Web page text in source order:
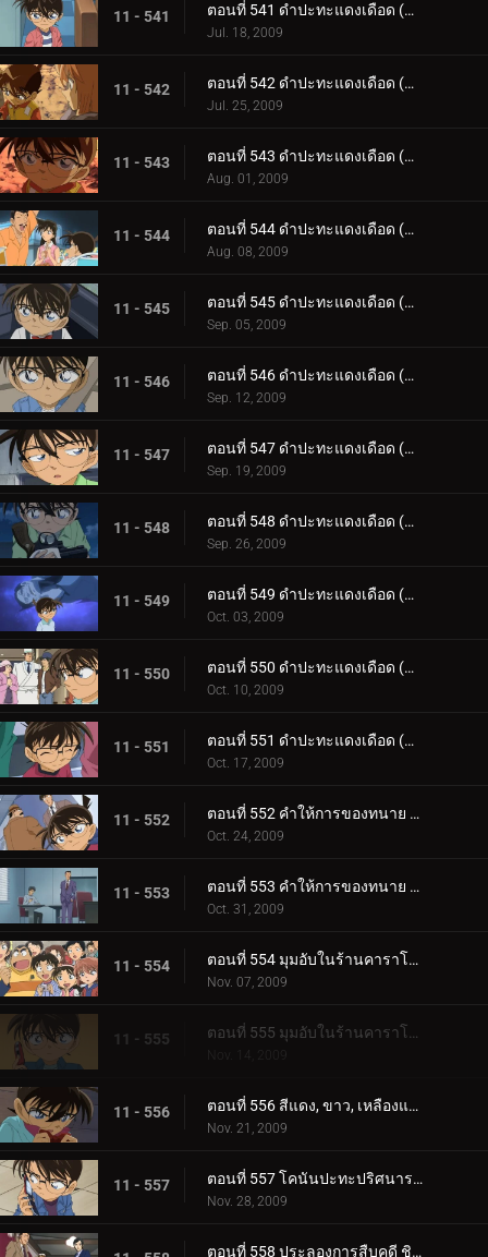
11 - 541 ตอนที่ 541 ดำปะทะแดงเดือด (ตอน 4)
Jul. 18, 2009
11 - 542 ตอนที่ 542 ดำปะทะแดงเดือด (ตอน 5)
Jul. 25, 2009
11 - 543 ตอนที่ 543 ดำปะทะแดงเดือด (ตอน 6)
Aug. 01, 2009
11 - 544 ตอนที่ 544 ดำปะทะแดงเดือด (ตอน 7)
Aug. 08, 2009
11 - 545 ตอนที่ 545 ดำปะทะแดงเดือด (ตอน 8)
Sep. 05, 2009
11 - 546 ตอนที่ 546 ดำปะทะแดงเดือด (ตอน 9)
Sep. 12, 2009
11 - 547 ตอนที่ 547 ดำปะทะแดงเดือด (ตอน 10)
Sep. 19, 2009
11 - 548 ตอนที่ 548 ดำปะทะแดงเดือด (ตอน 11)
Sep. 26, 2009
11 - 549 ตอนที่ 549 ดำปะทะแดงเดือด (ตอน 12)
Oct. 03, 2009
11 - 550 ตอนที่ 550 ดำปะทะแดงเดือด (ตอน 13)
Oct. 10, 2009
11 - 551 ตอนที่ 551 ดำปะทะแดงเดือด (ตอน 14)
Oct. 17, 2009
11 - 552 ตอนที่ 552 คำให้การของทนาย คิซากิ เอริ (ตอน 1)
Oct. 24, 2009
11 - 553 ตอนที่ 553 คำให้การของทนาย คิซากิ เอริ (ตอน 2)
Oct. 31, 2009
11 - 554 ตอนที่ 554 มุมอับในร้านคาราโอเกะ (ตอน 1)
Nov. 07, 2009
11 - 555 ตอนที่ 555 มุมอับในร้านคาราโอเกะ (ตอน 2)
Nov. 14, 2009
11 - 556 ตอนที่ 556 สีแดง, ขาว, เหลืองและขบวนการนักสืบเยาวชน
Nov. 21, 2009
11 - 557 ตอนที่ 557 โคนันปะทะปริศนารหัสซ้อน
Nov. 28, 2009
ตอนที่ 558 ประลองการสืบคดี ชินอิจิ ปะทะ โอกิยะ สึบารุ